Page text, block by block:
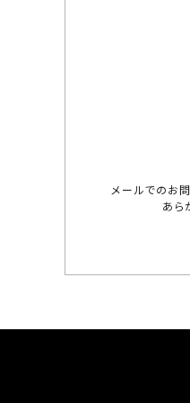
メールでのお
あら